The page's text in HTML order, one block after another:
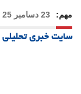
مهم: 23 دسامبر 25
21 دسامبر 25
سایت خبری تحلیلی